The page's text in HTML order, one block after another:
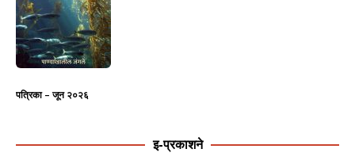
पत्रिका – जून २०२६
इ-प्रकाशने